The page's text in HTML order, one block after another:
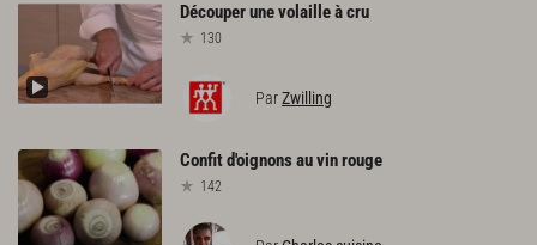
Découperunevolailleàcru
130
ParZwilling
Confitd'oignonsauvinrouge
142